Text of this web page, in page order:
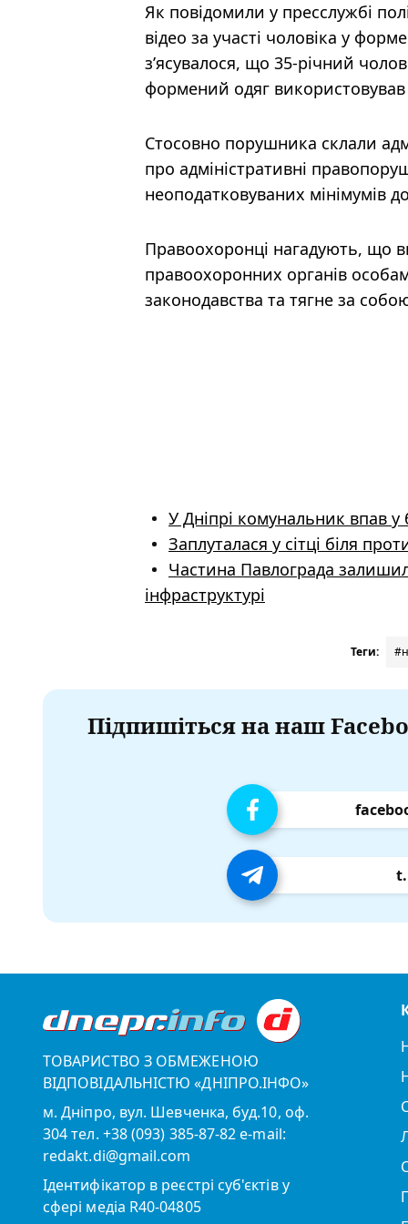
Як повідомили у пресслужбі
відео за участі чоловіка у
з’ясувалося, що 35-річний
формений одяг
Стосовно порушника склали
про адміністративні
неоподатковуваних мінімумів
Правоохоронці нагадують, що
правоохоронних органів
законодавства та тягне за
У Дніпрі комунальник впав
Заплуталася у сітці біля
Частина Павлограда
інфраструктурі
Теги:
Підпишіться на наш
ТОВАРИСТВО З ОБМЕЖЕНОЮ
ВІДПОВІДАЛЬНІСТЮ «ДНІПРО.ІНФО»
м. Дніпро, вул. Шевченка, буд.10, оф.
304 тел. +38 (093) 385-87-82 e-mail:
redakt.di@gmail.com
Ідентифікатор в реєстрі суб'єктів у
сфері медіа R40-04805